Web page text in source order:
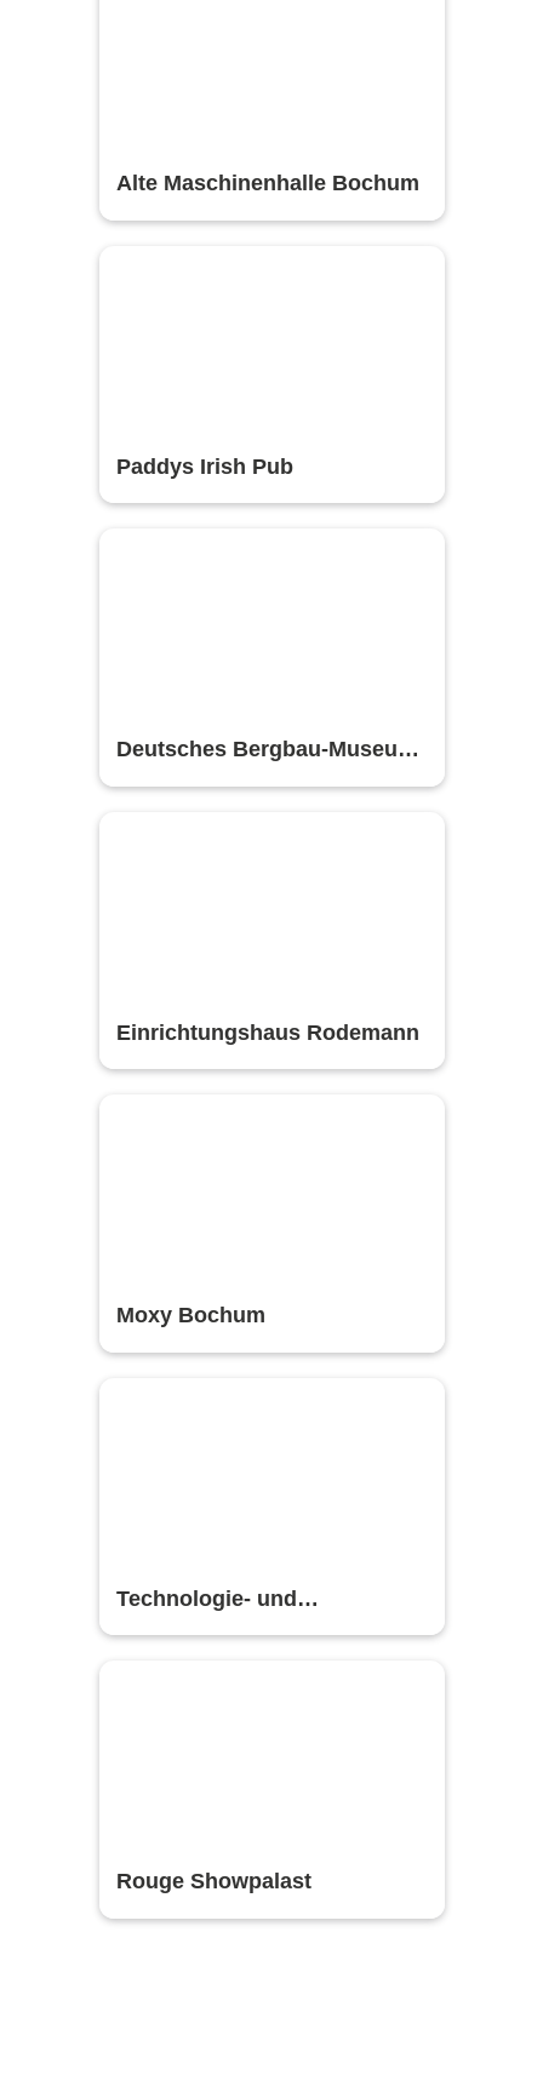
Alte Maschinenhalle Bochum
Paddys Irish Pub
Deutsches Bergbau-Museum
Bochum
Einrichtungshaus Rodemann
Moxy Bochum
Technologie- und
Gründerzentrum
Rouge Showpalast